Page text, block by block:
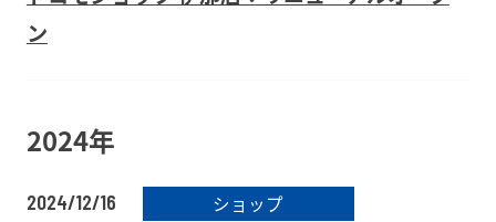
ン
2024年
2024/12/16 ショップ